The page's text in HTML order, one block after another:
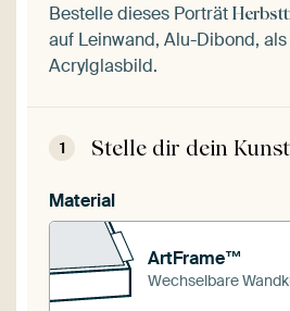
Bestelle dieses Porträt
auf Leinwand, Alu-Dibond,
Acrylglasbild.
1 Stelle dir dein
Material
ArtFrame™
Wechselbare